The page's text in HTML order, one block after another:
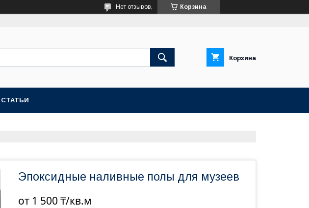
Корзина
Нет отзывов,
Корзина
СТАТЬИ
Эпоксидные наливные полы для музеев
от 1 500 ₸/кв.м